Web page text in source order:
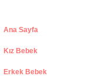
Ana Sayfa
Kız Bebek
Erkek Bebek